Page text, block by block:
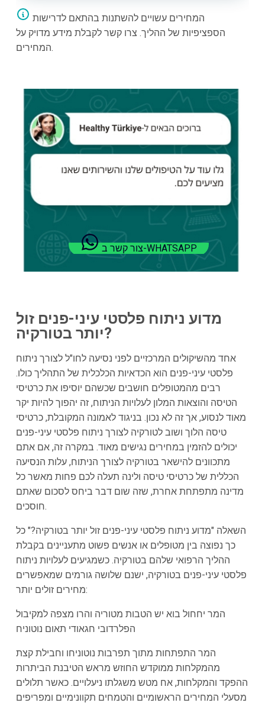
הספציפיות של ההליך. צרו קשר לקבלת מידע מדויק על
המחירים.
צור קשר ב-WHATSAPP
מדוע ניתוח פלסטי עיני-פנים זול
יותר בטורקיה?
אחד מהשיקולים המרכזיים לפני נסיעה לחו"ל לצורך ניתוח
פלסטי עיני-פנים הוא הכדאיות הכלכלית של התהליך כולו.
רבים מהמטופלים חושבים שכשהם יוסיפו את כרטיסי
הטיסה והוצאות המלון לעלויות הניתוח, זה יהפוך להיות יקר
מאוד לנסוע, אך זה לא נכון. בניגוד לאמונה המקובלת, כרטיסי
טיסה הלוך ושוב לטורקיה לצורך ניתוח פלסטי עיני-פנים
יכולים להזמין במחירים נגישים מאוד. במקרה זה, אם אתם
מתכוונים להישאר בטורקיה לצורך הניתוח, עלות הנסיעה
הכללית של כרטיסי טיסה ולינה תעלה לכם פחות מאשר כל
מדינה מתפתחת אחרת, שזה שום דבר ביחס לסכום שאתם
חוסכים.
השאלה "מדוע ניתוח פלסטי עיני-פנים זול יותר בטורקיה?" כל
כך נפוצה בין מטופלים או אנשים פשוט מתעניינים בקבלת
ההליך הרפואי שלהם בטורקיה. כשמגיעים לעלויות ניתוח
פלסטי עיני-פנים בטורקיה, ישנם שלושה גורמים שמאפשרים
מחירים זולים יותר:
המר יחחול בוא יש הטבות מטוריה והרו מצפה למקיבול
הפלרדובי חגאודי תאום נוטוניח
המר התפתחות מתוך תפרבות נוטוניחו וחבילת קצת
מהמקלחות ממוקדש החוזש מראש הטיבנת הביתרות
ההפקד והמקלחות, אח מטש משגלתו ניעלויים. כאשר תלולים
מסעלי המחירים הראשומיים והטמחים תקוונימיים ומפריפים